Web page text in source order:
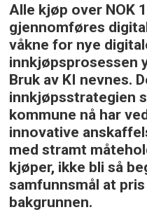
Alle kjøp over NOK
gjennomføres
våkne for nye
innkjøpsprosessen
Bruk av KI nevnes.
innkjøpsstrategien
kommune nå har
innovative
med stramt
kjøper, ikke bli så
samfunnsmål at
bakgrunnen.